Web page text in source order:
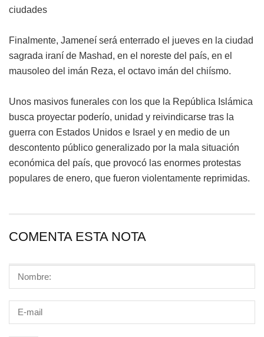
ciudades
Finalmente, Jameneí será enterrado el jueves en la ciudad
sagrada iraní de Mashad, en el noreste del país, en el
mausoleo del imán Reza, el octavo imán del chiísmo.
Unos masivos funerales con los que la República Islámica
busca proyectar poderío, unidad y reivindicarse tras la
guerra con Estados Unidos e Israel y en medio de un
descontento público generalizado por la mala situación
económica del país, que provocó las enormes protestas
populares de enero, que fueron violentamente reprimidas.
COMENTA ESTA NOTA